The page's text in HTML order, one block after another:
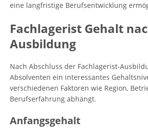
eine langfristige Berufsentwicklung
Fachlagerist Gehalt
Ausbildung
Nach Abschluss der Fachlagerist-
Absolventen ein interessantes
verschiedenen Faktoren wie Region,
Berufserfahrung abhängt.
Anfangsgehalt